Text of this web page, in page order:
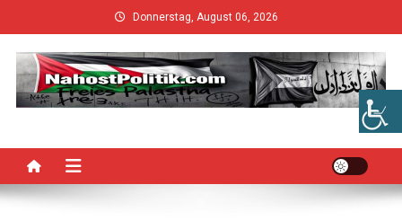
to
content
Donnerstag, August 06, 2026